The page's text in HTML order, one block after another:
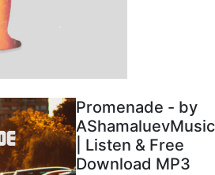
Promenade - by
AShamaluevMusic
| Listen & Free
Download MP3